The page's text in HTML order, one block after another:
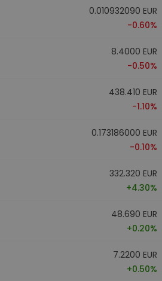
0.010932090 EUR
-0.60%
8.4000 EUR
-0.50%
438.410 EUR
-1.10%
0.173186000 EUR
-0.10%
332.320 EUR
+4.30%
48.690 EUR
+0.20%
7.2200 EUR
+0.50%